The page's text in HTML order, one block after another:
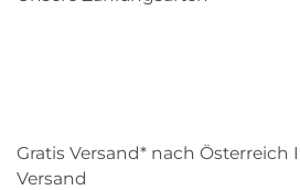
Gratis Versand* nach Österreich
Versand